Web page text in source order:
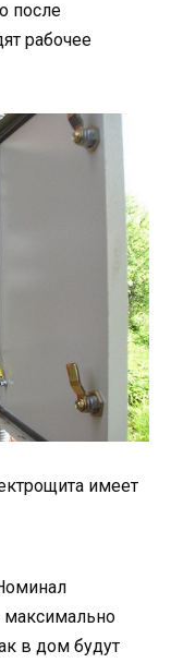
после
рабочее
имеет
максимально
в дом будут